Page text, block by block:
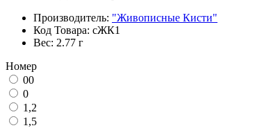
Производитель: "Живописные Кисти"
Код Товара: сЖК1
Вес: 2.77 г
Номер
00
0
1,2
1,5